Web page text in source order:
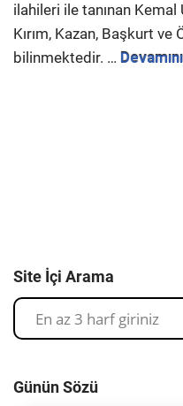
ilahileri ile tanınan Kemal
Kırım, Kazan, Başkurt
bilinmektedir. …
Site İçi Arama
Günün Sözü